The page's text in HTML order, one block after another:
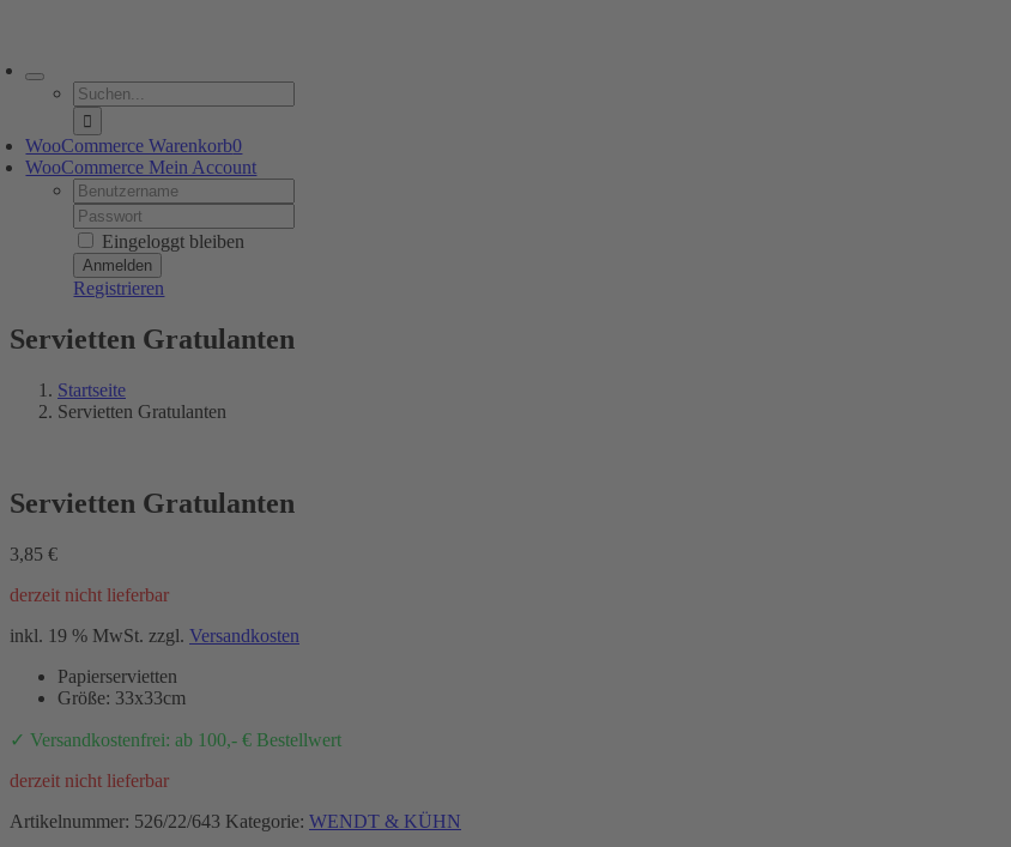
Suche
nach:
WooCommerce Warenkorb0
WooCommerce Mein Account
Username:
Password:
Eingeloggt bleiben
Registrieren
Servietten Gratulanten
Startseite
Servietten Gratulanten
Servietten Gratulanten
3,85 €
derzeit nicht lieferbar
inkl. 19 % MwSt. zzgl. Versandkosten
Papierservietten
Größe: 33x33cm
✓ Versandkostenfrei: ab 100,- € Bestellwert
derzeit nicht lieferbar
Artikelnummer: 526/22/643 Kategorie: WENDT & KÜHN